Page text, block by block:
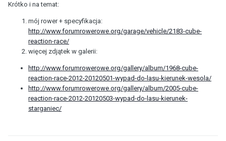
Krótko i na temat:
mój rower + specyfikacja:
http://www.forumrowerowe.org/garage/vehicle/2183-cube-
reaction-race/
więcej zdjątek w galerii:
http://www.forumrowerowe.org/gallery/album/1968-cube-
reaction-race-2012-20120501-wypad-do-lasu-kierunek-wesola/
http://www.forumrowerowe.org/gallery/album/2005-cube-
reaction-race-2012-20120503-wypad-do-lasu-kierunek-
starganiec/